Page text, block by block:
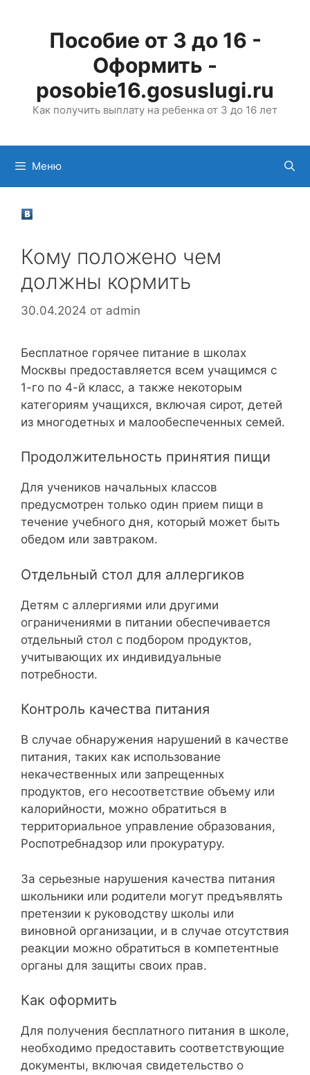
содержимомуПособие от 3 до 16 -
Оформить -
posobie16.gosuslugi.ru
Как получить выплату на ребенка от 3 до 16 лет
Меню
Кому положено чем
должны кормить
30.04.2024 от admin
Бесплатное горячее питание в школах
Москвы предоставляется всем учащимся с
1-го по 4-й класс, а также некоторым
категориям учащихся, включая сирот, детей
из многодетных и малообеспеченных семей.
Продолжительность принятия пищи
Для учеников начальных классов
предусмотрен только один прием пищи в
течение учебного дня, который может быть
обедом или завтраком.
Отдельный стол для аллергиков
Детям с аллергиями или другими
ограничениями в питании обеспечивается
отдельный стол с подбором продуктов,
учитывающих их индивидуальные
потребности.
Контроль качества питания
В случае обнаружения нарушений в качестве
питания, таких как использование
некачественных или запрещенных
продуктов, его несоответствие объему или
калорийности, можно обратиться в
территориальное управление образования,
Роспотребнадзор или прокуратуру.
За серьезные нарушения качества питания
школьники или родители могут предъявлять
претензии к руководству школы или
виновной организации, и в случае отсутствия
реакции можно обратиться в компетентные
органы для защиты своих прав.
Как оформить
Для получения бесплатного питания в школе,
необходимо предоставить соответствующие
документы, включая свидетельство о